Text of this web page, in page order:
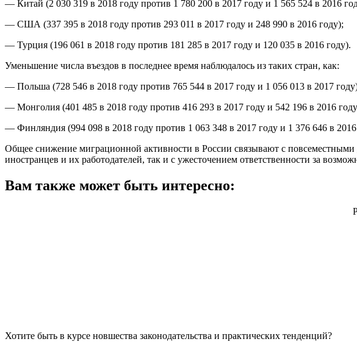
— Китай (2 030 319 в 2018 году против 1 780 200 в 2017 году и 1 565 524 в 2016
— США (337 395 в 2018 году против 293 011 в 2017 году и 248 990 в 2016 году);
— Турция (196 061 в 2018 году против 181 285 в 2017 году и 120 035 в 2016 году).
Уменьшение числа въездов в последнее время наблюдалось из таких стран, как:
— Польша (728 546 в 2018 году против 765 544 в 2017 году и 1 056 013 в 2017
— Монголия (401 485 в 2018 году против 416 293 в 2017 году и 542 196 в 2016
— Финляндия (994 098 в 2018 году против 1 063 348 в 2017 году и 1 376 646 в 2016
Общее снижение миграционной активности в России связывают с
иностранцев и их работодателей, так и с ужесточением ответственности за
Вам также может быть интересно:
Хотите быть в курсе новшества законодательства и практических тенденций?